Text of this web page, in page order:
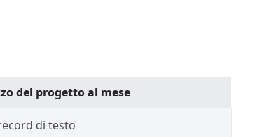
del progetto al mese
di testo